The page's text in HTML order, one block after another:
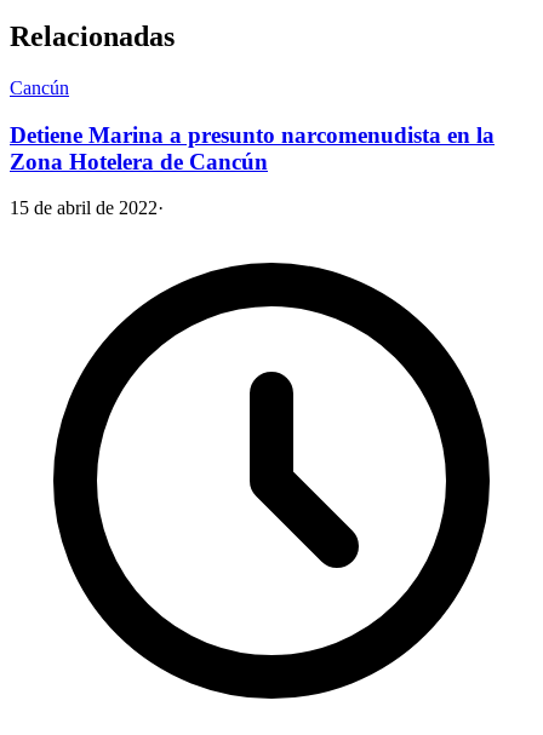
Relacionadas
Cancún
Detiene Marina a presunto narcomenudista en la
Zona Hotelera de Cancún
15 de abril de 2022·